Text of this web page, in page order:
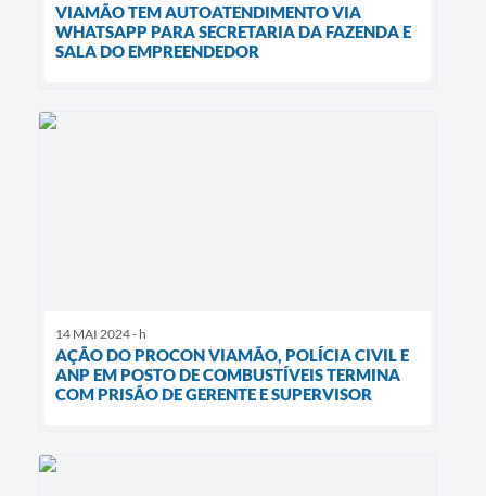
VIAMÃO TEM AUTOATENDIMENTO VIA
WHATSAPP PARA SECRETARIA DA FAZENDA E
SALA DO EMPREENDEDOR
14 MAI 2024 - h
AÇÃO DO PROCON VIAMÃO, POLÍCIA CIVIL E
ANP EM POSTO DE COMBUSTÍVEIS TERMINA
COM PRISÃO DE GERENTE E SUPERVISOR